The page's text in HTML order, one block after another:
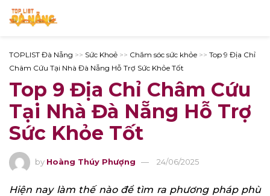
TOPLIST Đà Nẵng >> Sức Khoẻ >> Chăm sóc sức khỏe >> Top 9 Địa Chỉ
Châm Cứu Tại Nhà Đà Nẵng Hỗ Trợ Sức Khỏe Tốt
Top 9 Địa Chỉ Châm Cứu
Tại Nhà Đà Nẵng Hỗ Trợ
Sức Khỏe Tốt
by Hoàng Thúy Phượng 24/06/2025
Hiện nay làm thế nào để tìm ra phương pháp phù